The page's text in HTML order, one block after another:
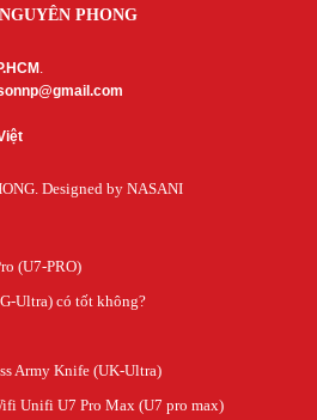
PHONG
.
. Designed by NASANI
(U7-PRO)
Ultra) có tốt không?
Army Knife (UK-Ultra)
Unifi U7 Pro Max (U7 pro max)